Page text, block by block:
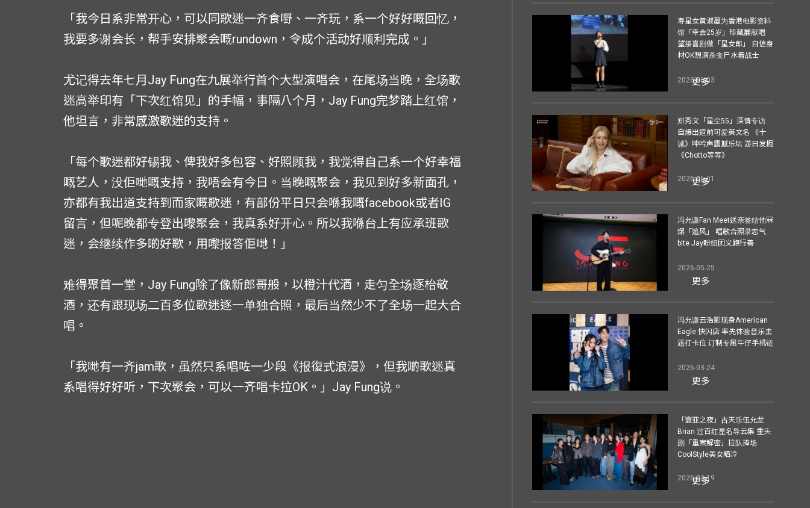
「我今日系非常开心，可以同歌迷一齐食嘢、一齐玩，系一个好好嘅回忆，
我要多谢会长，帮手安排聚会嘅rundown，令成个活动好顺利完成。」
尤记得去年七月Jay Fung在九展举行首个大型演唱会，在尾场当晚，全场歌
迷高举印有「下次红馆见」的手幅，事隔八个月，Jay Fung完梦踏上红馆，
他坦言，非常感激歌迷的支持。
「每个歌迷都好锡我、俾我好多包容、好照顾我，我觉得自己系一个好幸福
嘅艺人，没佢哋嘅支持，我唔会有今日。当晚嘅聚会，我见到好多新面孔，
亦都有我出道支持到而家嘅歌迷，有部份平日只会喺我嘅facebook或者IG
留言，但呢晚都专登出嚟聚会，我真系好开心。所以我喺台上有应承班歌
迷，会继续作多啲好歌，用嚟报答佢哋！」
难得聚首一堂，Jay Fung除了像新郎哥般，以橙汁代酒，走匀全场逐枱敬
酒，还有跟现场二百多位歌迷逐一单独合照，最后当然少不了全场一起大合
唱。
「我哋有一齐jam歌，虽然只系唱咗一少段《报復式浪漫》，但我啲歌迷真
系唱得好好听，下次聚会，可以一齐唱卡拉OK。」Jay Fung说。
寿星女黄淑蔓为香港电影资料
馆「幸会25岁」珍藏展献唱
望接喜剧做「星女郎」 自信身
材OK想演杀丧尸水着战士
2026-06-03
更多
郑秀文「星尘55」深情专访
自爆出道前可爱英文名 《十
诫》呻吟声震撼乐坛 游日发掘
《Chotto等等》
2026-06-01
更多
冯允谦Fan Meet送亲签结他冧
爆「追风」 唱歌合照录志气
bite Jay盼组团义跑行善
2026-05-25
更多
冯允谦云浩影现身American
Eagle 快闪店 率先体验音乐主
题打卡位 订制专属牛仔手机链
2026-03-24
更多
「寰亚之夜」古天乐伍允龙
Brian 过百红星名导云集 重头
剧「重案解密」拉队捧场
CoolStyle美女晒冷
2026-03-19
更多